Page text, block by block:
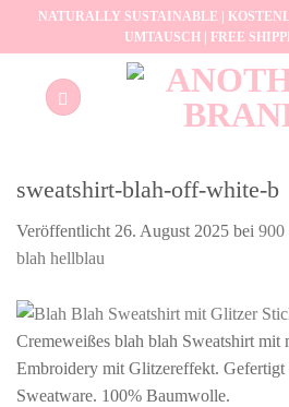
NATURALLY SUSTAINABLE |
UMTAUSCH | FREE
sweatshirt-blah-off-white-b
Veröffentlicht 26. August 2025 bei 900
blah hellblau
Cremeweißes blah blah Sweatshirt mit
Embroidery mit Glitzereffekt. Gefertigt
Sweatware. 100% Baumwolle.